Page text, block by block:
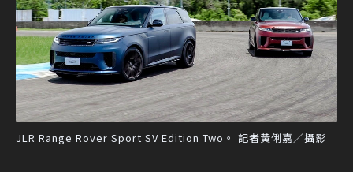
JLR Range Rover Sport SV Edition Two。 記者黃俐嘉／攝影